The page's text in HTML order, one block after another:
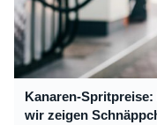
Kanaren-
wir zeigen